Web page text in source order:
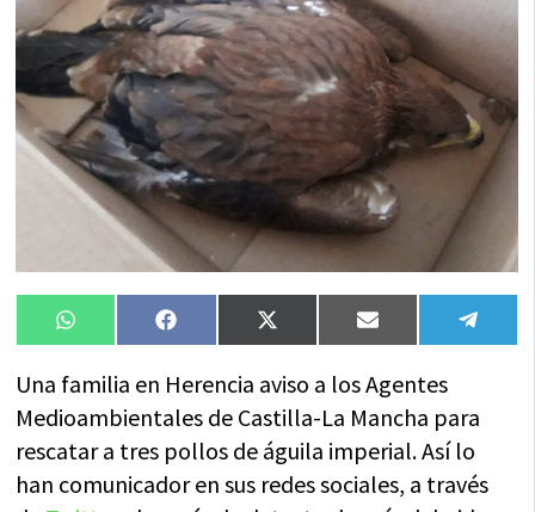
Compartir
en
WhatsAppCompartir
en
FacebookCompartir
en
X
(Twitter)
Compartir
en
Email
en
Una familia en Herencia aviso a los Agentes
Medioambientales de Castilla-La Mancha para
rescatar a tres pollos de águila imperial. Así lo
han comunicador en sus redes sociales, a través